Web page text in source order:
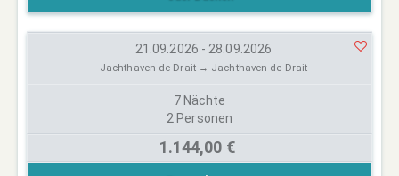
21.09.2026 - 28.09.2026
Jachthaven de Drait → Jachthaven de Drait
7 Nächte
2 Personen
1.144,00 €